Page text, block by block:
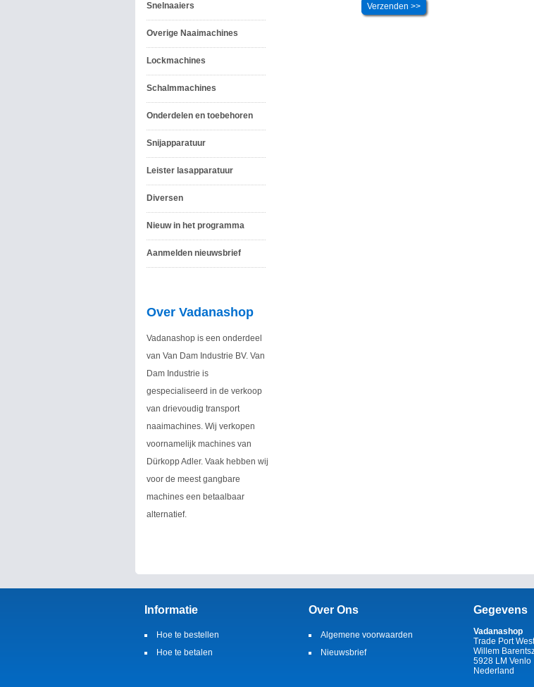
Snelnaaiers
Overige Naaimachines
Lockmachines
Schalmmachines
Onderdelen en toebehoren
Snijapparatuur
Leister lasapparatuur
Diversen
Nieuw in het programma
Aanmelden nieuwsbrief
Over Vadanashop
Vadanashop is een onderdeel
van Van Dam Industrie BV. Van
Dam Industrie is
gespecialiseerd in de verkoop
van drievoudig transport
naaimachines. Wij verkopen
voornamelijk machines van
Dürkopp Adler. Vaak hebben wij
voor de meest gangbare
machines een betaalbaar
alternatief.
Informatie
Hoe te bestellen
Hoe te betalen
Over Ons
Algemene voorwaarden
Nieuwsbrief
Gegevens
Vadanashop
Trade Port
Willem
5928 LM Venlo
Nederland